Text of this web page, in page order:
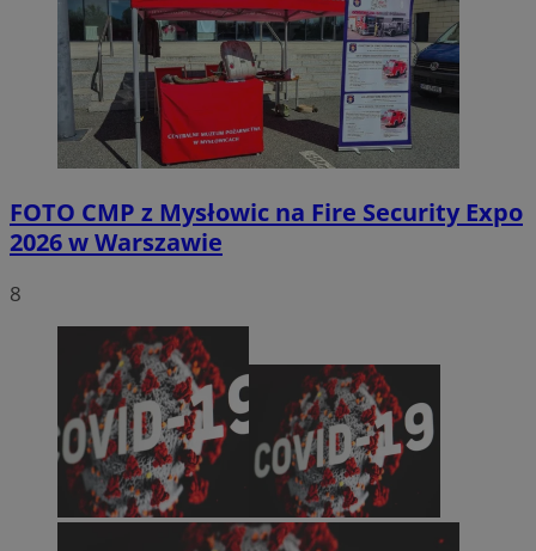
FOTO CMP z Mysłowic na Fire Security Expo
2026 w Warszawie
8